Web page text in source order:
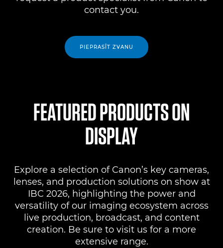
contact you.
PIEPRASĪT ZVANU
FEATURED PRODUCTS ON
DISPLAY
Explore a selection of Canon’s key cameras,
lenses, and production solutions on show at
IBC 2026, highlighting the power and
versatility of our imaging ecosystem across
live production, broadcast, and content
creation. Be sure to visit us for a more
extensive range.